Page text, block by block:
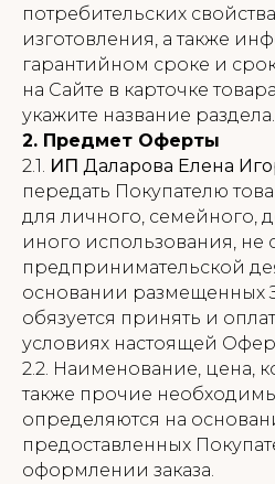
потребительских
изготовления, а также
гарантийном сроке и
на Сайте в карточке
укажите название раздела.
2. Предмет Оферты
2.1. ИП Даларова Елена
передать Покупателю
для личного, семейного,
иного использования, не
предпринимательской
основании размещенных
обязуется принять и
условиях настоящей
2.2. Наименование, цена,
также прочие
определяются на
предоставленных
оформлении заказа.